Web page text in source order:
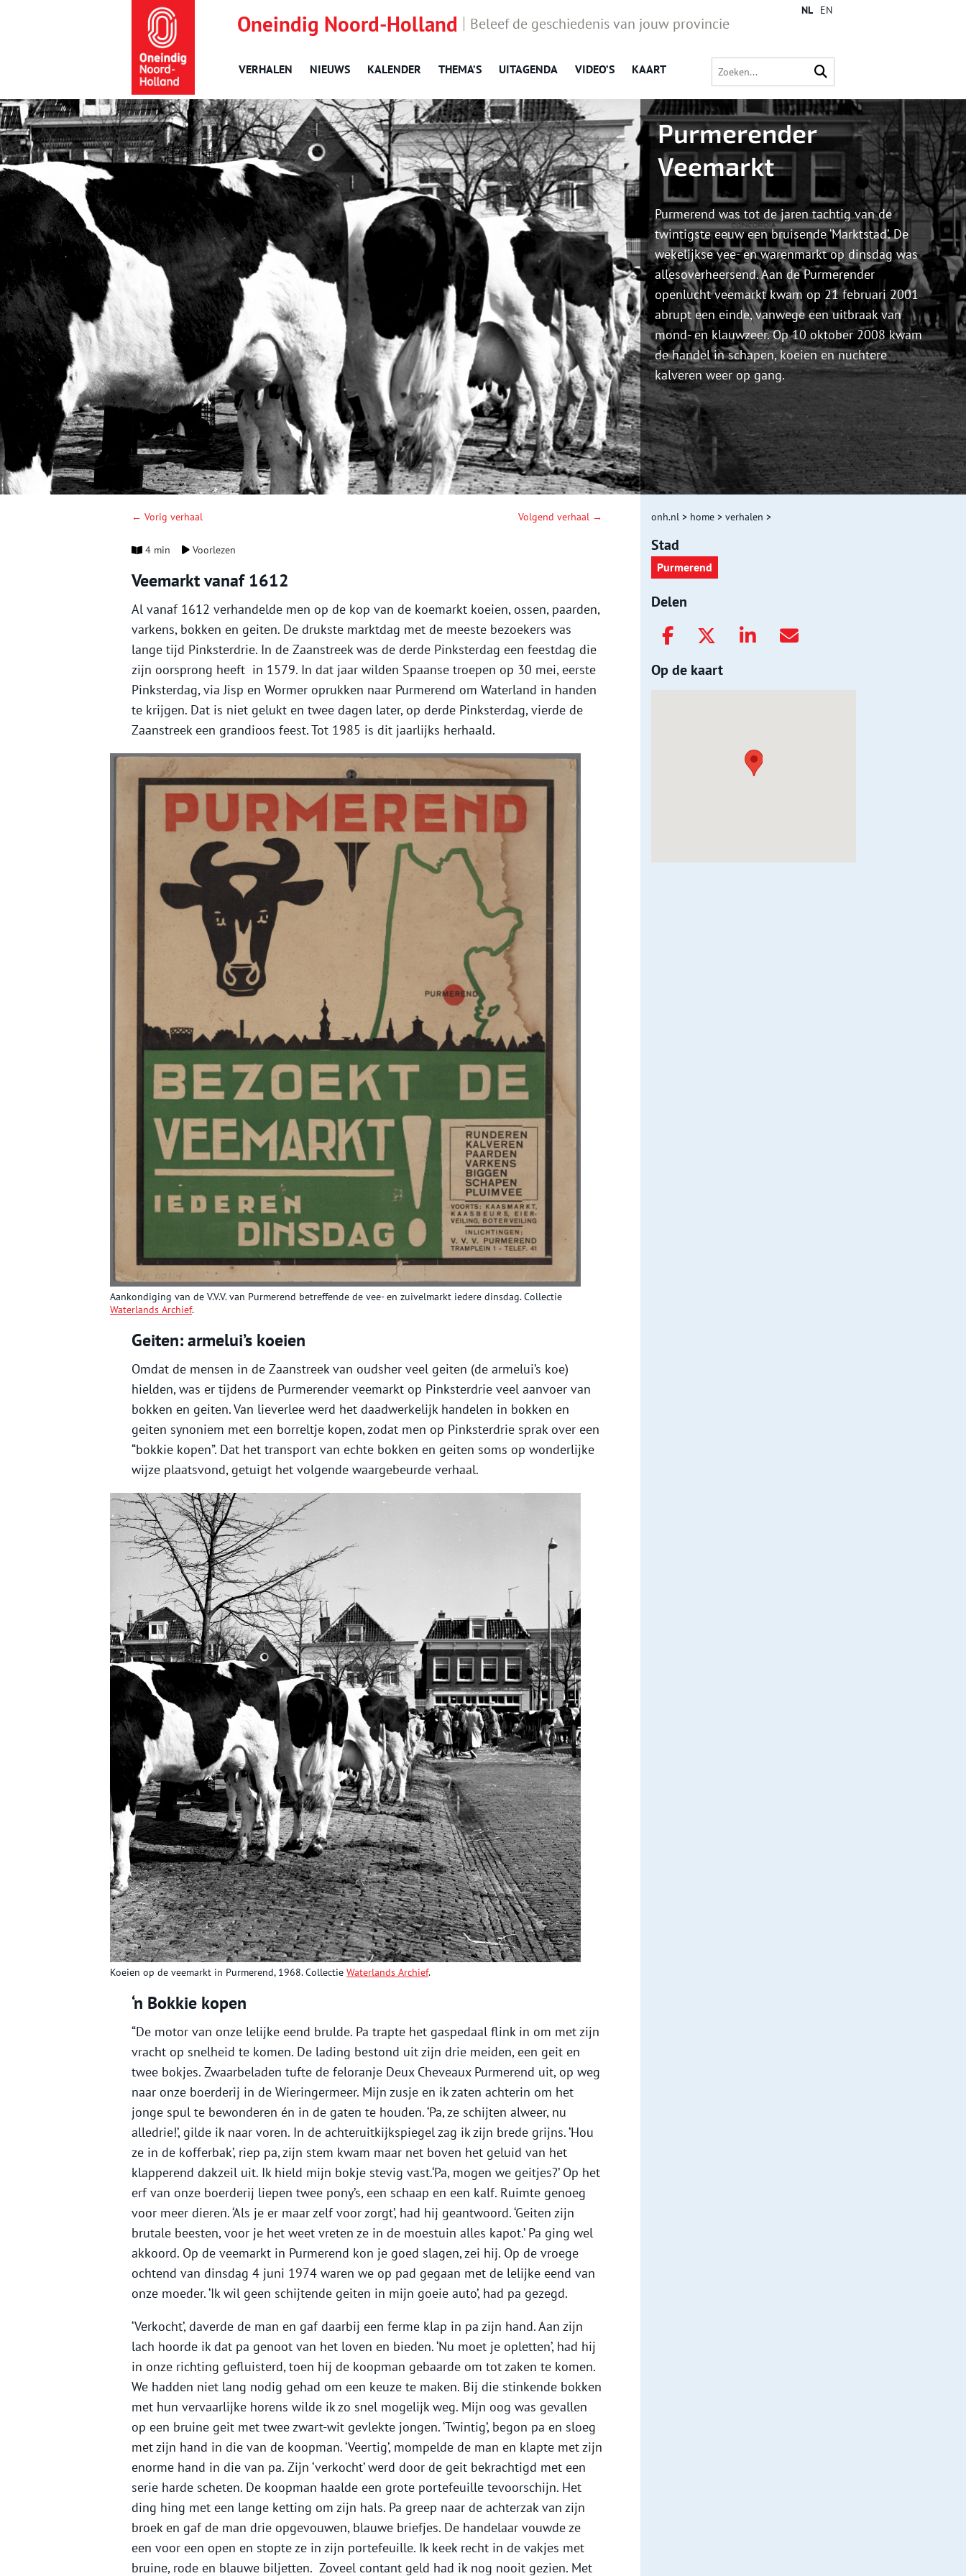
Oneindig Noord-Holland Beleef de geschiedenis van jouw provincie
VERHALEN NIEUWS KALENDER THEMA’S UITAGENDA VIDEO’S KAART
NL EN
Purmerender
Veemarkt
Purmerend was tot de jaren tachtig van de
twintigste eeuw een bruisende ‘Marktstad’. De
wekelijkse vee- en warenmarkt op dinsdag was
allesoverheersend. Aan de Purmerender
openlucht veemarkt kwam op 21 februari 2001
abrupt een einde, vanwege een uitbraak van
mond- en klauwzeer. Op 10 oktober 2008 kwam
de handel in schapen, koeien en nuchtere
kalveren weer op gang.
← Vorig verhaal Volgend verhaal →
4 min Voorlezen
Veemarkt vanaf 1612
Al vanaf 1612 verhandelde men op de kop van de koemarkt koeien, ossen, paarden,
varkens, bokken en geiten. De drukste marktdag met de meeste bezoekers was
lange tijd Pinksterdrie. In de Zaanstreek was de derde Pinksterdag een feestdag die
zijn oorsprong heeft in 1579. In dat jaar wilden Spaanse troepen op 30 mei, eerste
Pinksterdag, via Jisp en Wormer oprukken naar Purmerend om Waterland in handen
te krijgen. Dat is niet gelukt en twee dagen later, op derde Pinksterdag, vierde de
Zaanstreek een grandioos feest. Tot 1985 is dit jaarlijks herhaald.
Aankondiging van de V.V.V. van Purmerend betreffende de vee- en zuivelmarkt iedere dinsdag. Collectie
Waterlands Archief.
Geiten: armelui’s koeien
Omdat de mensen in de Zaanstreek van oudsher veel geiten (de armelui’s koe)
hielden, was er tijdens de Purmerender veemarkt op Pinksterdrie veel aanvoer van
bokken en geiten. Van lieverlee werd het daadwerkelijk handelen in bokken en
geiten synoniem met een borreltje kopen, zodat men op Pinksterdrie sprak over een
“bokkie kopen”. Dat het transport van echte bokken en geiten soms op wonderlijke
wijze plaatsvond, getuigt het volgende waargebeurde verhaal.
Koeien op de veemarkt in Purmerend, 1968. Collectie Waterlands Archief.
‘n Bokkie kopen
“De motor van onze lelijke eend brulde. Pa trapte het gaspedaal flink in om met zijn
vracht op snelheid te komen. De lading bestond uit zijn drie meiden, een geit en
twee bokjes. Zwaarbeladen tufte de feloranje Deux Cheveaux Purmerend uit, op weg
naar onze boerderij in de Wieringermeer. Mijn zusje en ik zaten achterin om het
jonge spul te bewonderen én in de gaten te houden. ‘Pa, ze schijten alweer, nu
alledrie!’, gilde ik naar voren. In de achteruitkijkspiegel zag ik zijn brede grijns. ‘Hou
ze in de kofferbak’, riep pa, zijn stem kwam maar net boven het geluid van het
klapperend dakzeil uit. Ik hield mijn bokje stevig vast.‘Pa, mogen we geitjes?’ Op het
erf van onze boerderij liepen twee pony’s, een schaap en een kalf. Ruimte genoeg
voor meer dieren. ‘Als je er maar zelf voor zorgt’, had hij geantwoord. ‘Geiten zijn
brutale beesten, voor je het weet vreten ze in de moestuin alles kapot.’ Pa ging wel
akkoord. Op de veemarkt in Purmerend kon je goed slagen, zei hij. Op de vroege
ochtend van dinsdag 4 juni 1974 waren we op pad gegaan met de lelijke eend van
onze moeder. ‘Ik wil geen schijtende geiten in mijn goeie auto’, had pa gezegd.
‘Verkocht’, daverde de man en gaf daarbij een ferme klap in pa zijn hand. Aan zijn
lach hoorde ik dat pa genoot van het loven en bieden. ‘Nu moet je opletten’, had hij
in onze richting gefluisterd, toen hij de koopman gebaarde om tot zaken te komen.
We hadden niet lang nodig gehad om een keuze te maken. Bij die stinkende bokken
met hun vervaarlijke horens wilde ik zo snel mogelijk weg. Mijn oog was gevallen
op een bruine geit met twee zwart-wit gevlekte jongen. ‘Twintig’, begon pa en sloeg
met zijn hand in die van de koopman. ‘Veertig’, mompelde de man en klapte met zijn
enorme hand in die van pa. Zijn ‘verkocht’ werd door de geit bekrachtigd met een
serie harde scheten. De koopman haalde een grote portefeuille tevoorschijn. Het
ding hing met een lange ketting om zijn hals. Pa greep naar de achterzak van zijn
broek en gaf de man drie opgevouwen, blauwe briefjes. De handelaar vouwde ze
een voor een open en stopte ze in zijn portefeuille. Ik keek recht in de vakjes met
bruine, rode en blauwe biljetten. Zoveel contant geld had ik nog nooit gezien. Met
onh.nl > home > verhalen >
Stad
Purmerend
Delen
Op de kaart